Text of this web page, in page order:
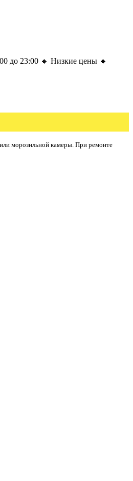
до 23:00 🔸 Низкие цены 🔸
морозильной камеры. При ремонте